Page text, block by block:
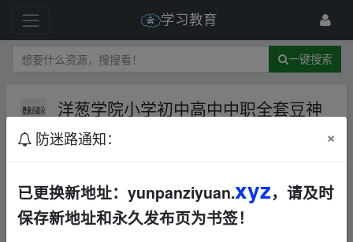
学习教育
一键搜索
洋葱学院小学初中高中中职全套豆神
大语文螺蛳大语文
洋葱学院小学初中高中中职全套 豆神大语文
防迷路通知： ×
已更换新地址：yunpanziyuan.xyz，请及时
保存新地址和永久发布页为书签！